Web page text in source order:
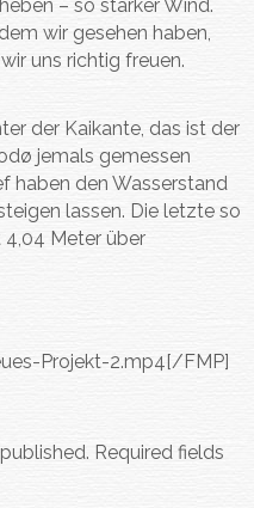
– so starker Wind.
wir gesehen haben,
uns richtig freuen.
der Kaikante, das ist der
jemals gemessen
haben den Wasserstand
lassen. Die letzte so
Meter über
Projekt-2.mp4[/FMP]
Required fields